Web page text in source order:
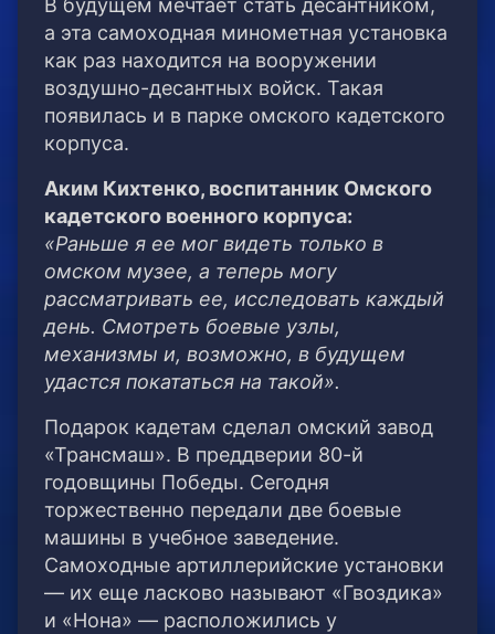
В будущем мечтает стать десантником,
а эта самоходная минометная установка
как раз находится на вооружении
воздушно-десантных войск. Такая
появилась и в парке омского кадетского
корпуса.
Аким Кихтенко, воспитанник Омского
кадетского военного корпуса:
«Раньше я ее мог видеть только в
омском музее, а теперь могу
рассматривать ее, исследовать каждый
день. Смотреть боевые узлы,
механизмы и, возможно, в будущем
удастся покататься на такой».
Подарок кадетам сделал омский завод
«Трансмаш». В преддверии 80-й
годовщины Победы. Сегодня
торжественно передали две боевые
машины в учебное заведение.
Самоходные артиллерийские установки
— их еще ласково называют «Гвоздика»
и «Нона» — расположились у